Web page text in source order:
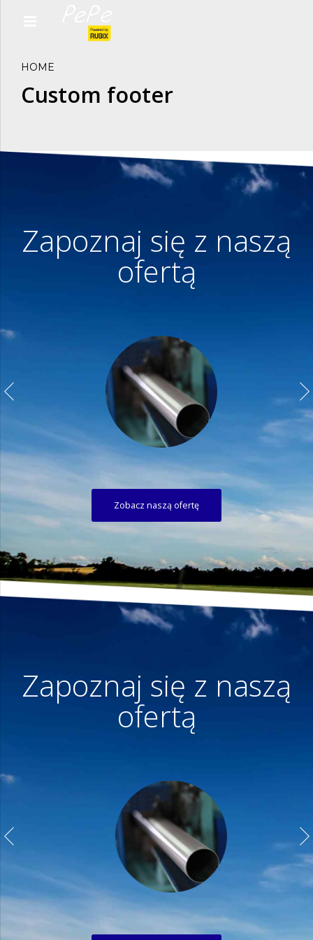
HOME
Custom footer
Zapoznaj się z naszą
ofertą
Zobacz naszą ofertę
Zapoznaj się z naszą
ofertą